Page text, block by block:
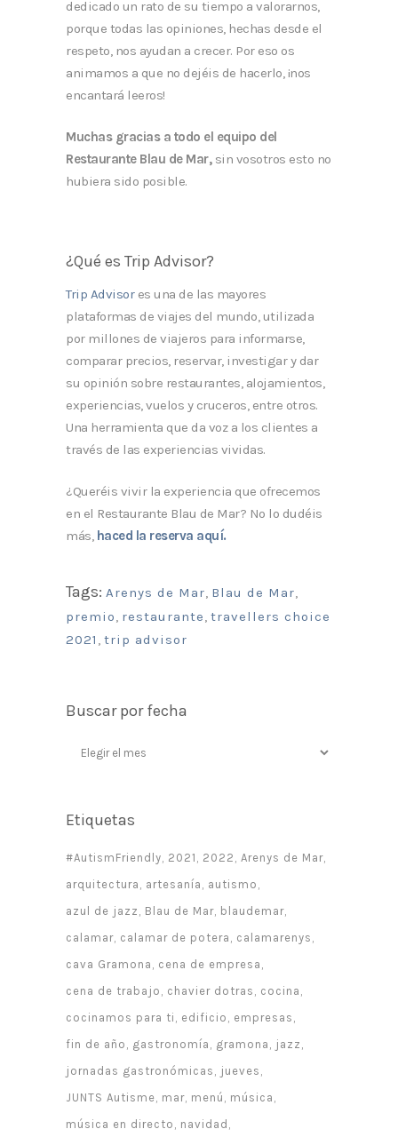
dedicado un rato de su tiempo a valorarnos,
porque todas las opiniones, hechas desde el
respeto, nos ayudan a crecer. Por eso os
animamos a que no dejéis de hacerlo, ¡nos
encantará leeros!
Muchas gracias a todo el equipo del
Restaurante Blau de Mar,sin vosotros esto no
hubiera sido posible.
¿Qué es Trip Advisor?
Trip Advisores una de las mayores
plataformas de viajes del mundo, utilizada
por millones de viajeros para informarse,
comparar precios, reservar, investigar y dar
su opinión sobre restaurantes, alojamientos,
experiencias, vuelos y cruceros, entre otros.
Una herramienta que da voz a los clientes a
través de las experiencias vividas.
¿Queréis vivir la experiencia que ofrecemos
en el Restaurante Blau de Mar? No lo dudéis
más, haced la reserva aquí.
Tags: Arenys de Mar, Blau de Mar,
premio, restaurante, travellers choice
2021 , trip advisor
Buscar por fecha
Buscar
Etiquetas
#AutismFriendly 2021 2022
Arenys de Mar
arquitectura
artesanía
autismo
azul de jazz
Blau de Mar blaudemar
calamar calamar de potera
calamarenys
cava Gramona
cena de empresa
cena de trabajo
chavier dotras
cocina
cocinamos para ti
edificio
empresas
fin de año
gastronomía gramona
jazz
jornadas gastronómicas
jueves
JUNTS Autisme mar menú
música
música en directo
navidad